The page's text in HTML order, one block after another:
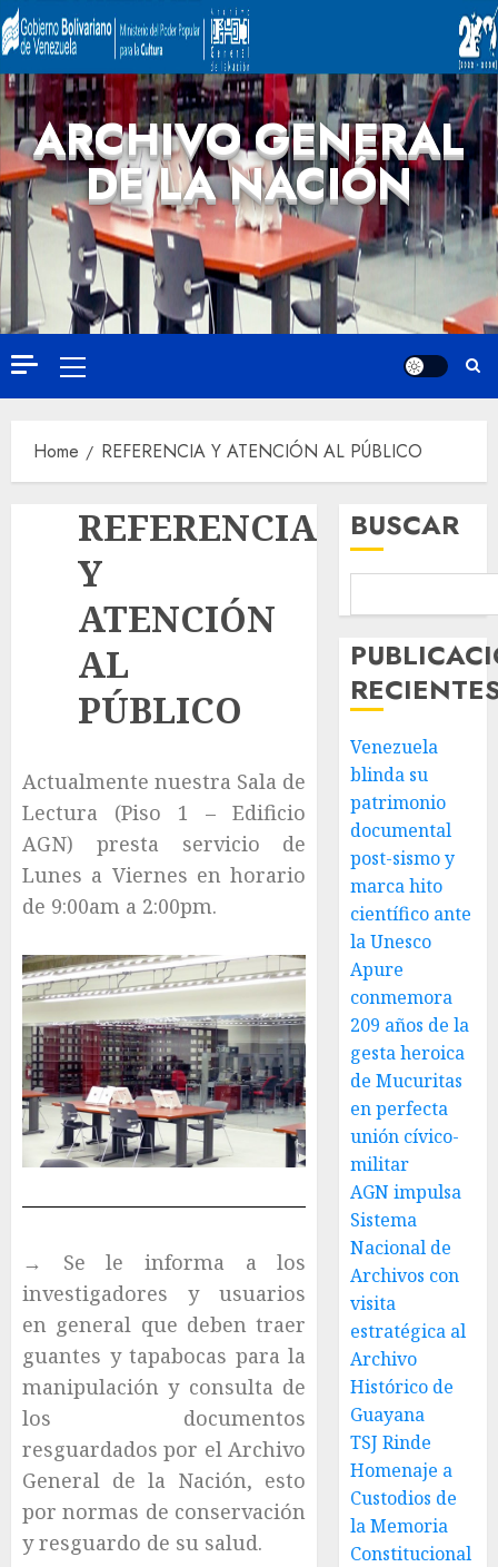
ARCHIVO GENERAL
DE LA NACIÓN
Home REFERENCIA Y ATENCIÓN AL PÚBLICO
REFERENCIA
Y
ATENCIÓN
AL
PÚBLICO
Actualmente nuestra Sala de
Lectura (Piso 1 – Edificio
AGN) presta servicio de
Lunes a Viernes en horario
de 9:00am a 2:00pm.
→ Se le informa a los
investigadores y usuarios
en general que deben traer
guantes y tapabocas para la
manipulación y consulta de
los documentos
resguardados por el Archivo
General de la Nación, esto
por normas de conservación
y resguardo de su salud.
BUSCAR
Venezuela
blinda su
patrimonio
documental
post-sismo y
marca hito
científico ante
la Unesco
Apure
conmemora
209 años de la
gesta heroica
de Mucuritas
en perfecta
unión cívico-
militar
AGN impulsa
Sistema
Nacional de
Archivos con
visita
estratégica al
Archivo
Histórico de
Guayana
TSJ Rinde
Homenaje a
Custodios de
la Memoria
Constitucional